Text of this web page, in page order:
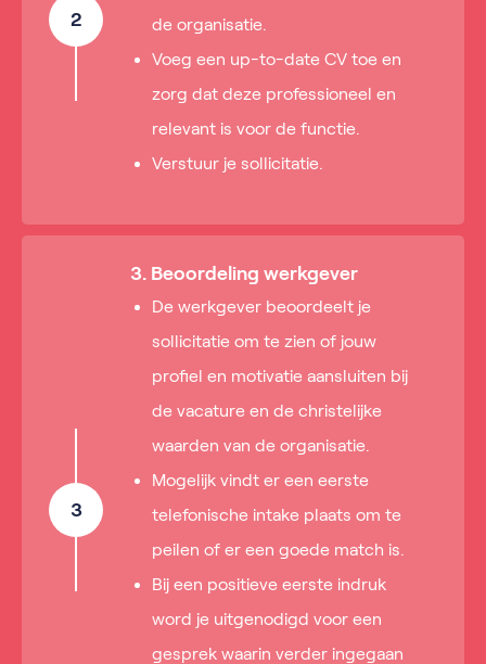
2
de organisatie.
Voeg een up-to-date CV toe en
zorg dat deze professioneel en
relevant is voor de functie.
Verstuur je sollicitatie.
3
3. Beoordeling werkgever
De werkgever beoordeelt je
sollicitatie om te zien of jouw
profiel en motivatie aansluiten bij
de vacature en de christelijke
waarden van de organisatie.
Mogelijk vindt er een eerste
telefonische intake plaats om te
peilen of er een goede match is.
Bij een positieve eerste indruk
word je uitgenodigd voor een
gesprek waarin verder ingegaan